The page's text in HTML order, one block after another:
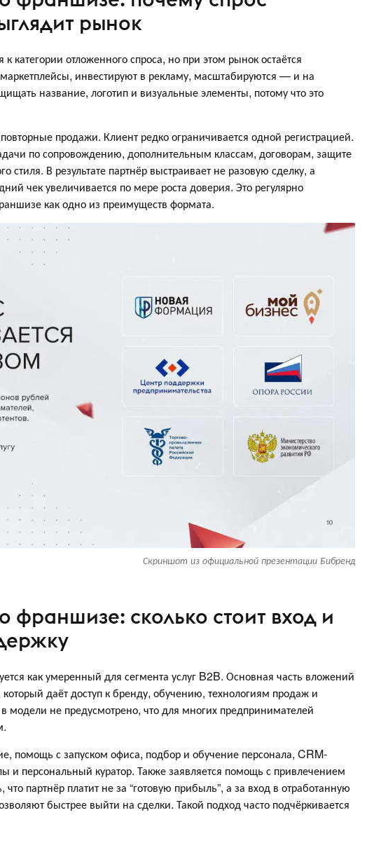
рынок
категории отложенного спроса, но при этом рынок остаётся
инвестируют в рекламу, масштабируются — и на
название, логотип и визуальные элементы, потому что это
продажи. Клиент редко ограничивается одной регистрацией.
по сопровождению, дополнительным классам, договорам, защите
стиля. В результате партнёр выстраивает не разовую сделку, а
чек увеличивается по мере роста доверия. Это регулярно
как одно из преимуществ формата.
Скриншот из официальной презентации Бибренд
франшизе: сколько стоит вход и
как умеренный для сегмента услуг B2B. Основная часть вложений
даёт доступ к бренду, обучению, технологиям продаж и
модели не предусмотрено, что для многих предпринимателей
помощь с запуском офиса, подбор и обучение персонала, CRM-
и персональный куратор. Также заявляется помощь с привлечением
партнёр платит не за “готовую прибыль”, а за вход в отработанную
быстрее выйти на сделки. Такой подход часто подчёркивается